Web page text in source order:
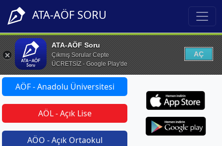
ATA-AÖF SORU
ATA-AÖF Soru
Çıkmış Sorular Cepte
ÜCRETSİZ - Google Play'de
AÇ
AÖF - Anadolu Üniversitesi
AÖL - Açık Lise
AÖO - Açık Ortaokul